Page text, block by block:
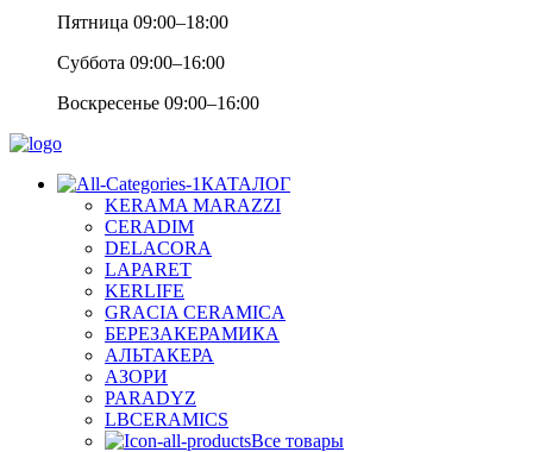
Пятница 09:00–18:00
Суббота 09:00–16:00
Воскресенье 09:00–16:00
КАТАЛОГ
KERAMA MARAZZI
CERADIM
DELACORA
LAPARET
KERLIFE
GRACIA CERAMICA
БЕРЕЗАКЕРАМИКА
АЛЬТАКЕРА
АЗОРИ
PARADYZ
LBCERAMICS
Все товары